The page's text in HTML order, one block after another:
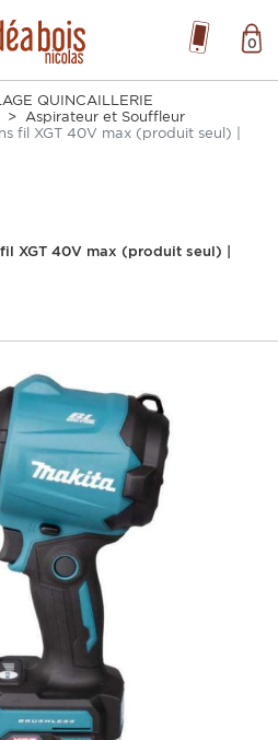
0
QUINCAILLERIE
Aspirateur et Souffleur
fil XGT 40V max (produit seul) |
XGT 40V max (produit seul) |